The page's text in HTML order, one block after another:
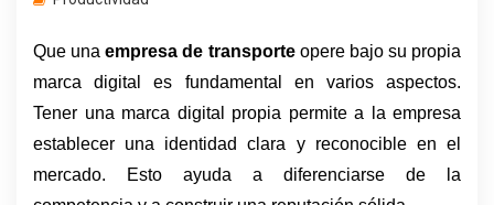
Que una empresa de transporte opere bajo su propia
marca digital es fundamental en varios aspectos.
Tener una marca digital propia permite a la empresa
establecer una identidad clara y reconocible en el
mercado. Esto ayuda a diferenciarse de la